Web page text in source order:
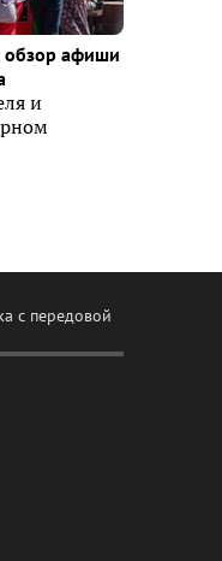
обзор афиши
и
с передовой